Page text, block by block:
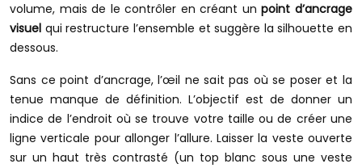
volume, mais de le contrôler en créant unpoint d’ancrage
visuel qui restructure l’ensemble et suggère la silhouette en
dessous.
Sans ce point d’ancrage, l’œil ne sait pas où se poser et la
tenue manque de définition. L’objectif est de donner un
indice de l’endroit où se trouve votre taille ou de créer une
ligne verticale pour allonger l’allure. Laisser la veste ouverte
sur un haut très contrasté (un top blanc sous une veste